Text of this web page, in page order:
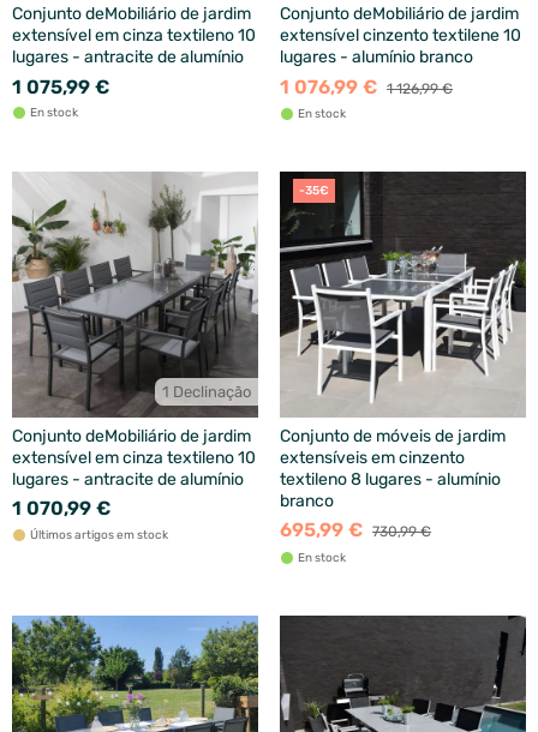
Conjunto deMobiliário de jardim
extensível em cinza textileno 10
lugares - antracite de alumínio
1 075,99 €
En stock
Conjunto deMobiliário de jardim
extensível cinzento textilene 10
lugares - alumínio branco
1 076,99 € 1 126,99 €
En stock
1 Declinação
Conjunto deMobiliário de jardim
extensível em cinza textileno 10
lugares - antracite de alumínio
1 070,99 €
Últimos artigos em stock
-35€
Conjunto de móveis de jardim
extensíveis em cinzento
textileno 8 lugares - alumínio
branco
695,99 € 730,99 €
En stock